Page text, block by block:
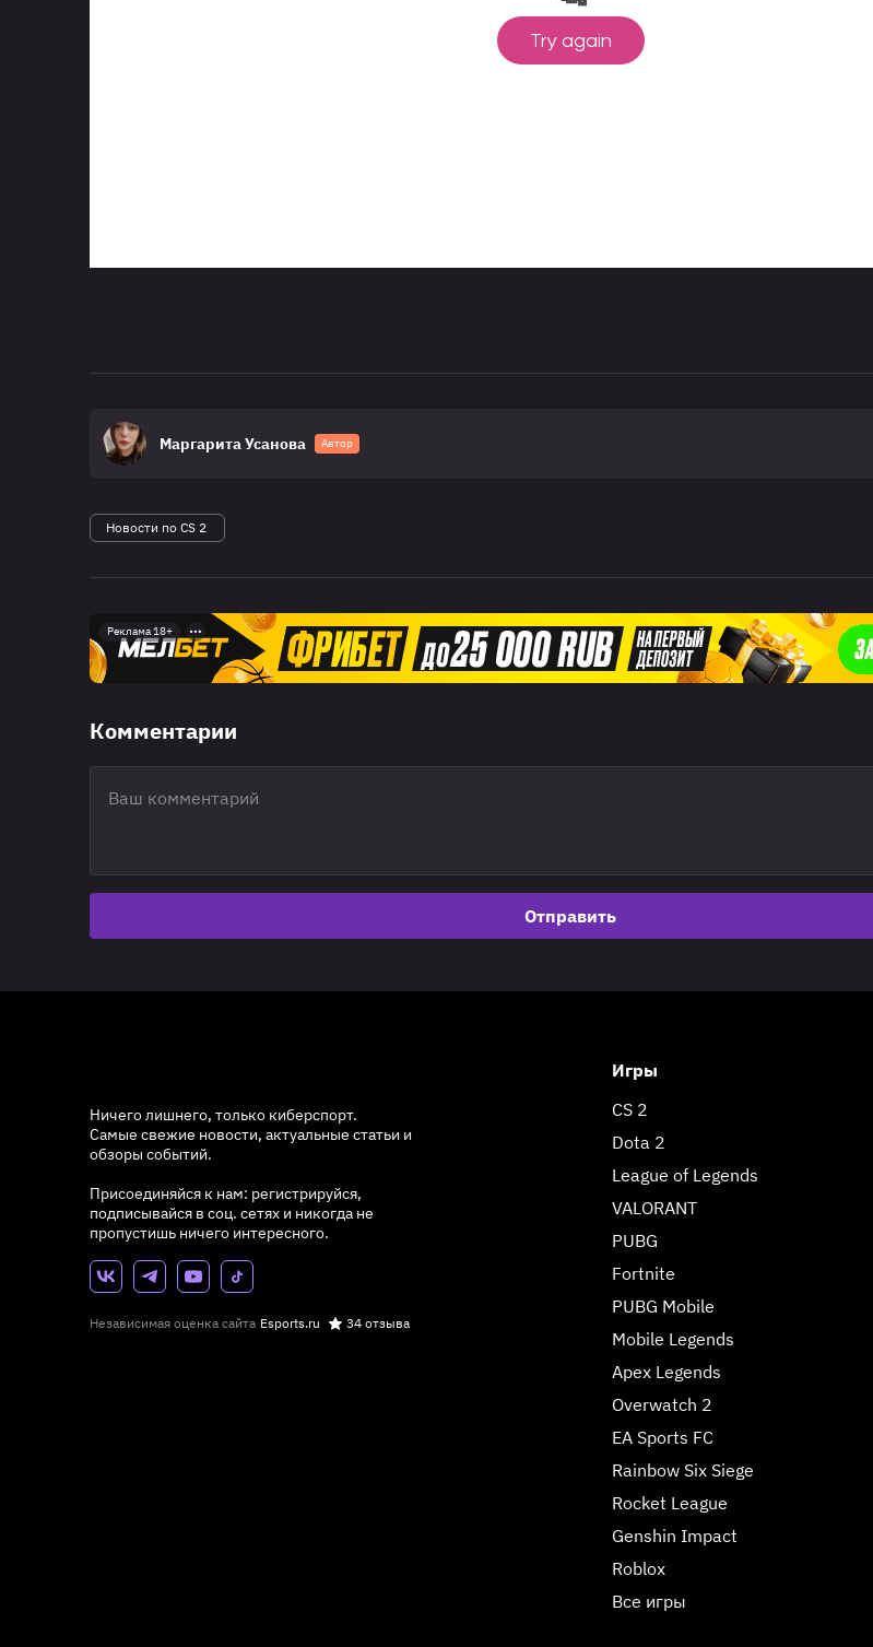
Маргарита Усанова Автор
Новости по CS 2
Реклама 18+
Комментарии
Отправить
Ничего лишнего, только киберспорт.
Самые свежие новости, актуальные статьи и
обзоры событий.
Присоединяйся к нам: регистрируйся,
подписывайся в соц. сетях и никогда не
пропустишь ничего интересного.
Независимая оценка сайта Esports.ru 34 отзыва
Игры
CS 2
Dota 2
League of Legends
VALORANT
PUBG
Fortnite
PUBG Mobile
Mobile Legends
Apex Legends
Overwatch 2
EA Sports FC
Rainbow Six Siege
Rocket League
Genshin Impact
Roblox
Все игры